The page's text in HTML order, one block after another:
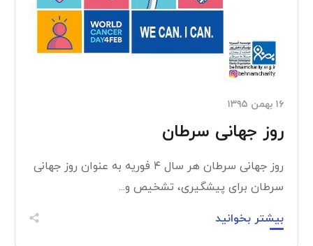
۱۶ بهمن ۱۳۹۵
روز جهانی سرطان
روز جهانی سرطان هر سال ۴ فوریه به عنوان روز جهانی
سرطان برای پیشگیری، تشخیص و...
بیشتر بخوانید